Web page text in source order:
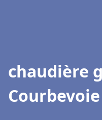
chaudière
Courbevoie